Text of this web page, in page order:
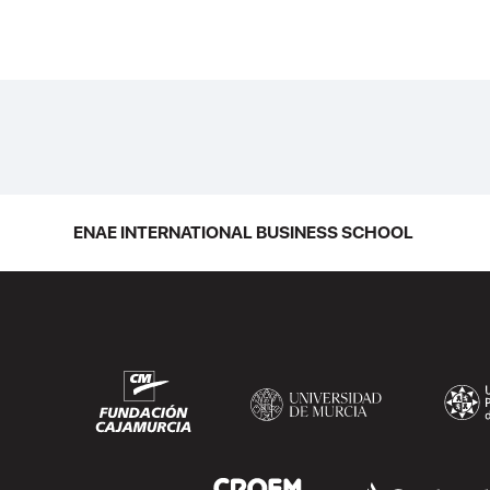
ENAE INTERNATIONAL BUSINESS SCHOOL